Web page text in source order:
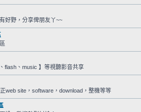
好野，分享俾朋友丫~~
flash、music 】等視聽影音共享
web site，software，download，整機等等